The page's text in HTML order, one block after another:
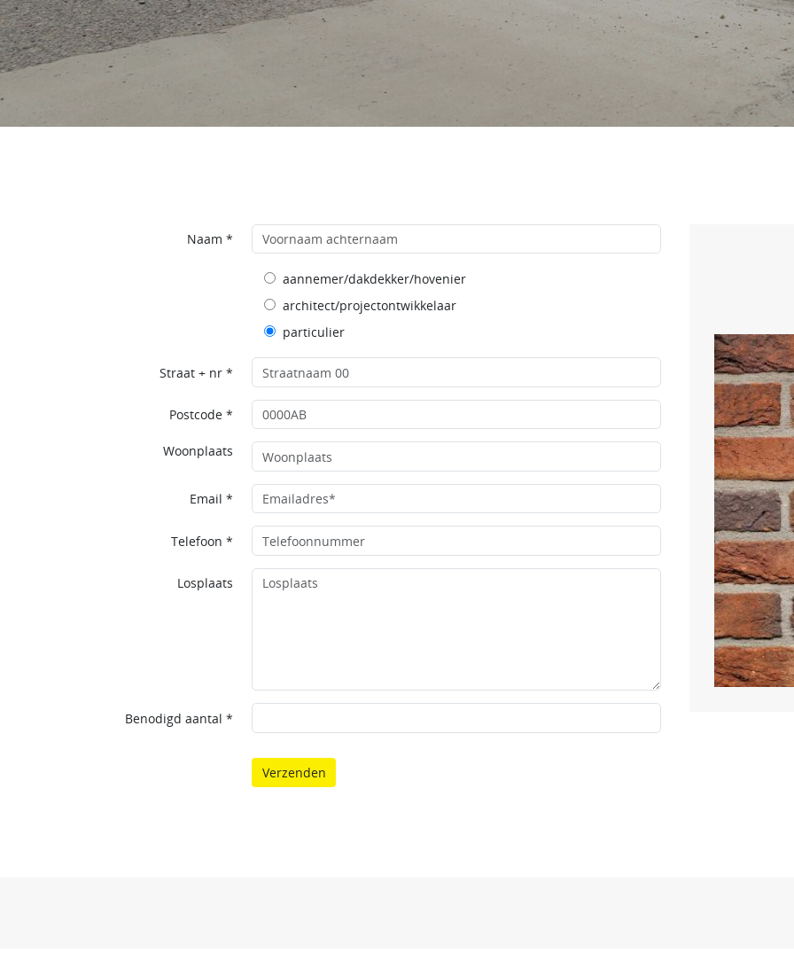
Naam *
aannemer/dakdekker/hovenier
architect/projectontwikkelaar
particulier
Straat + nr *
Postcode *
Woonplaats
Email *
Telefoon *
Losplaats
Benodigd aantal *
Verzenden